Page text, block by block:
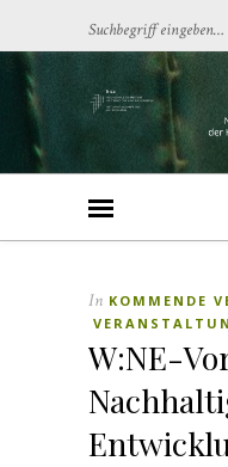
In KOMMENDE
W:NE-